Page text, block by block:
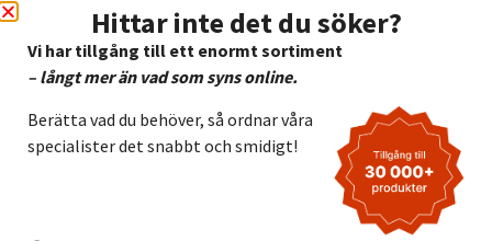
Hittar inte det du söker?
Vi har tillgång till ett enormt sortiment
– långt mer än vad som syns online.
Berätta vad du behöver, så ordnar våra
specialister det snabbt och smidigt!